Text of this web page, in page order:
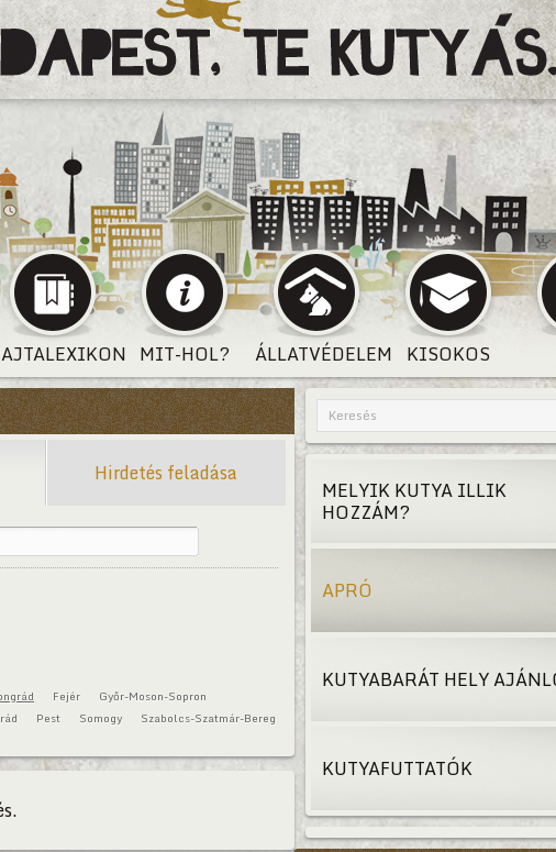
MIT-HOL? ÁLLATVÉDELEM KISOKOS
Hirdetés feladása
Fejér
Győr-Moson-Sopron
Pest Somogy
Szabolcs-Szatmár-Bereg
MELYIK KUTYA ILLIK
HOZZÁM?
APRÓ
KUTYABARÁT HELY
KUTYAFUTTATÓK